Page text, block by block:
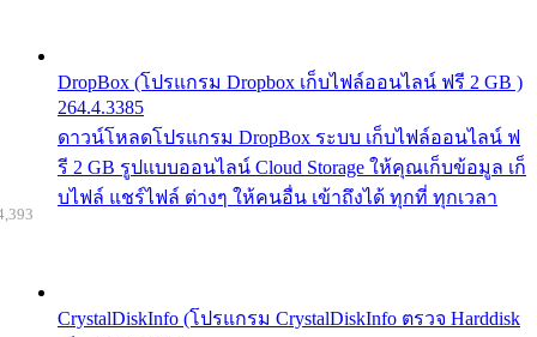
DropBox (โปรแกรม Dropbox เก็บไฟล์ออนไลน์ ฟรี 2 GB )
264.4.3385
ดาวน์โหลดโปรแกรม DropBox ระบบ เก็บไฟล์ออนไลน์ ฟ
รี 2 GB รูปแบบออนไลน์ Cloud Storage ให้คุณเก็บข้อมูล เก็
บไฟล์ แชร์ไฟล์ ต่างๆ ให้คนอื่น เข้าถึงได้ ทุกที่ ทุกเวลา
CrystalDiskInfo (โปรแกรม CrystalDiskInfo ตรวจ Harddisk